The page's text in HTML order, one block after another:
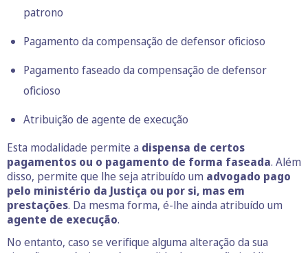
patrono
Pagamento da compensação de defensor oficioso
Pagamento faseado da compensação de defensor
oficioso
Atribuição de agente de execução
Esta modalidade permite a dispensa de certos
pagamentos ou o pagamento de forma faseada. Além
disso, permite que lhe seja atribuído um advogado pago
pelo ministério da Justiça ou por si, mas em
prestações. Da mesma forma, é-lhe ainda atribuído um
agente de execução.
No entanto, caso se verifique alguma alteração da sua